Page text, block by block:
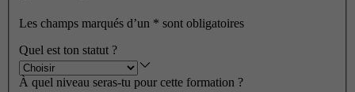
Les champs marqués d’un * sont obligatoires
Quel est ton statut ?
À quel niveau seras-tu pour cette formation ?